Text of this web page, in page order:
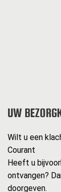
UW
Wilt u een
Courant
Heeft u
ontvangen?
doorgeven.